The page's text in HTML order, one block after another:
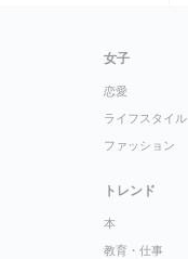
女子
恋愛
ライフスタイル
ファッション
トレンド
本
教育・仕事